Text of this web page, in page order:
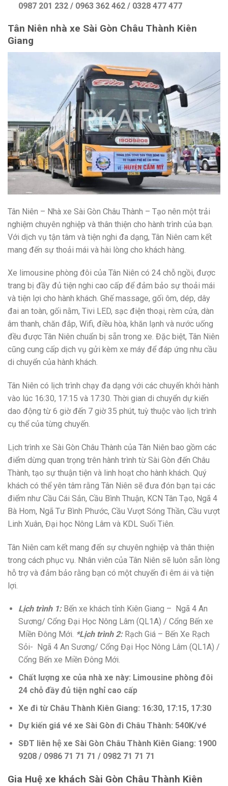
0987 201 232 / 0963 362 462 / 0328 477 477
Tân Niên nhà xe Sài Gòn Châu Thành Kiên
Giang
Tân Niên – Nhà xe Sài Gòn Châu Thành – Tạo nên một trải
nghiệm chuyên nghiệp và thân thiện cho hành trình của bạn.
Với dịch vụ tận tâm và tiện nghi đa dạng, Tân Niên cam kết
mang đến sự thoải mái và hài lòng cho khách hàng.
Xe limousine phòng đôi của Tân Niên có 24 chỗ ngồi, được
trang bị đầy đủ tiện nghi cao cấp để đảm bảo sự thoải mái
và tiện lợi cho hành khách. Ghế massage, gối ôm, dép, dây
đai an toàn, gối nằm, Tivi LED, sạc điện thoại, rèm cửa, dàn
âm thanh, chăn đắp, Wifi, điều hòa, khăn lạnh và nước uống
đều được Tân Niên chuẩn bị sẵn trong xe. Đặc biệt, Tân Niên
cũng cung cấp dịch vụ gửi kèm xe máy để đáp ứng nhu cầu
di chuyển của hành khách.
Tân Niên có lịch trình chạy đa dạng với các chuyến khởi hành
vào lúc 16:30, 17:15 và 17:30. Thời gian di chuyển dự kiến
dao động từ 6 giờ đến 7 giờ 35 phút, tuỳ thuộc vào lịch trình
cụ thể của từng chuyến.
Lịch trình xe Sài Gòn Châu Thành của Tân Niên bao gồm các
điểm dừng quan trọng trên hành trình từ Sài Gòn đến Châu
Thành, tạo sự thuận tiện và linh hoạt cho hành khách. Quý
khách có thể yên tâm rằng Tân Niên sẽ đưa đón bạn tại các
điểm như Cầu Cái Sắn, Cầu Bình Thuận, KCN Tân Tạo, Ngã 4
Bà Hom, Ngã Tư Bình Phước, Cầu Vượt Sóng Thần, Cầu vượt
Linh Xuân, Đại học Nông Lâm và KDL Suối Tiên.
Tân Niên cam kết mang đến sự chuyên nghiệp và thân thiện
trong cách phục vụ. Nhân viên của Tân Niên sẽ luôn sẵn lòng
hỗ trợ và đảm bảo rằng bạn có một chuyến đi êm ái và tiện
lợi.
Lịch trình 1:Bến xe khách tỉnh Kiên Giang –
Ngã 4 An
Sương/ Cổng Đại Học Nông Lâm (QL1A) / Cổng Bến xe
Miền Đông Mới. *Lịch trình 2:Rạch Giá – Bến Xe Rạch
Sỏi-
Ngã 4 An Sương/ Cổng Đại Học Nông Lâm (QL1A) /
Cổng Bến xe Miền Đông Mới.
Chất lượng xe của nhà xe này: Limousine phòng đôi
24 chỗ đầy đủ tiện nghỉ cao cấp
Xe đi từ Châu Thành Kiên Giang: 16:30, 17:15, 17:30
Dự kiến giá vé xe Sài Gòn đi Châu Thành: 540K/vé
SĐT liên hệ xe Sài Gòn Châu Thành Kiên Giang: 1900
9208 / 0986 71 71 71 / 0982 71 71 71
Gia Huệ xe khách Sài Gòn Châu Thành Kiên